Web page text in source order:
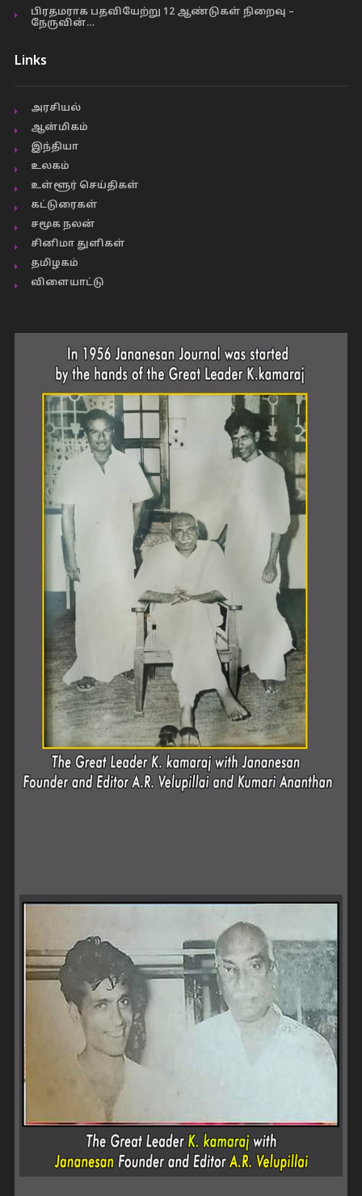
பிரதமராக பதவியேற்று 12 ஆண்டுகள் நிறைவு –
நேருவின்…
Links
அரசியல்
ஆன்மிகம்
இந்தியா
உலகம்
உள்ளூர் செய்திகள்
கட்டுரைகள்
சமூக நலன்
சினிமா துளிகள்
தமிழகம்
விளையாட்டு